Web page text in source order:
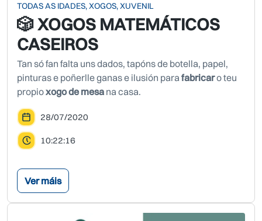
TODAS AS IDADES, XOGOS, XUVENIL
🎲 XOGOS MATEMÁTICOS
CASEIROS
Tan só fan falta uns dados, tapóns de botella, papel,
pinturas e poñerlle ganas e ilusión para fabricaro teu
propioxogo de mesa na casa.
28/07/2020
10:22:16
Ver máis